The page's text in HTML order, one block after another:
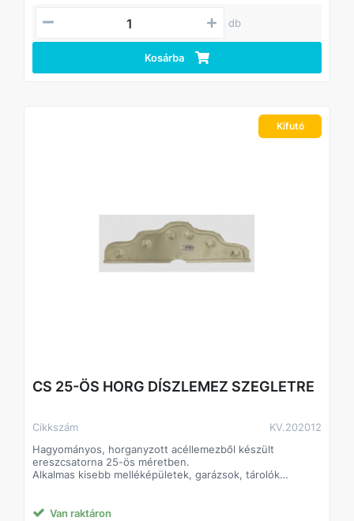
db
Kosárba
Kifutó
CS 25-ÖS HORG DÍSZLEMEZ SZEGLETRE
Cikkszám
KV.202012
Hagyományos, horganyzott acéllemezből készült
ereszcsatorna 25-ös méretben.
Alkalmas kisebb melléképületek, garázsok, tárolók
színű és anyagú tetőfelülethez.
Van raktáron